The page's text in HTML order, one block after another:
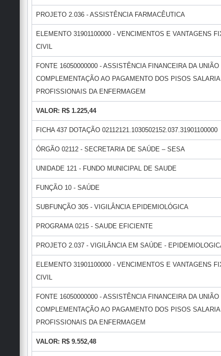
PROJETO 2.036 - ASSISTÊNCIA FARMACÊUTICA
ELEMENTO 31901100000 - VENCIMENTOS E VANTAGENS
CIVIL
FONTE 16050000000 - ASSISTÊNCIA FINANCEIRA DA
COMPLEMENTAÇÃO AO PAGAMENTO DOS PISOS
PROFISSIONAIS DA ENFERMAGEM
VALOR: R$ 1.225,44
FICHA 437 DOTAÇÃO 02112121.1030502152.037.31901100000
ÓRGÃO 02112 - SECRETARIA DE SAÚDE – SESA
UNIDADE 121 - FUNDO MUNICIPAL DE SAUDE
FUNÇÃO 10 - SAÚDE
SUBFUNÇÃO 305 - VIGILÂNCIA EPIDEMIOLÓGICA
PROGRAMA 0215 - SAUDE EFICIENTE
PROJETO 2.037 - VIGILÂNCIA EM SAÚDE -
ELEMENTO 31901100000 - VENCIMENTOS E VANTAGENS
CIVIL
FONTE 16050000000 - ASSISTÊNCIA FINANCEIRA DA
COMPLEMENTAÇÃO AO PAGAMENTO DOS PISOS
PROFISSIONAIS DA ENFERMAGEM
VALOR: R$ 9.552,48